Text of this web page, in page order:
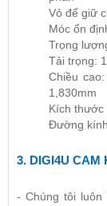
Vỏ để giữ
Móc ổn
Trọng
Tải trọng:
Chiều
1,830mm
Kích thước
Đường
3. DIGI4U CAM
- Chúng tôi